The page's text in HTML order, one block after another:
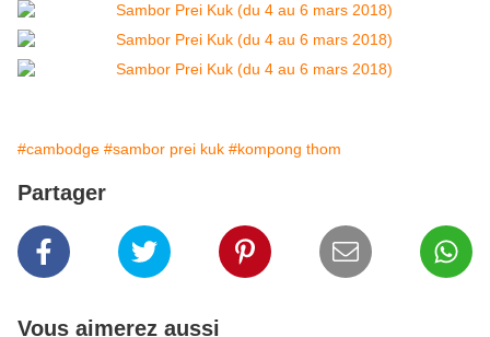
#cambodge #sambor prei kuk #kompong thom
Partager
Vous aimerez aussi